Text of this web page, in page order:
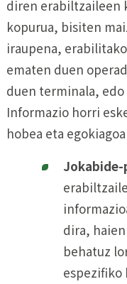
diren erabiltzaileen
kopurua, bisiten
iraupena,
ematen duen
duen terminala,
Informazio horri
hobea eta
dira,
behatuz
espezifiko